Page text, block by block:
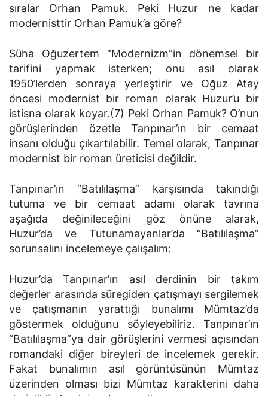
sıralar Orhan Pamuk. Peki Huzur ne kadar
modernisttir Orhan Pamuk’a göre?
Süha Oğuzertem “Modernizm”in dönemsel bir
tarifini yapmak isterken; onu asıl olarak
1950’lerden sonraya yerleştirir ve Oğuz Atay
öncesi modernist bir roman olarak Huzur’u bir
istisna olarak koyar.(7) Peki Orhan Pamuk? O’nun
görüşlerinden özetle Tanpınar’ın bir cemaat
insanı olduğu çıkartılabilir. Temel olarak, Tanpınar
modernist bir roman üreticisi değildir.
Tanpınar’ın “Batılılaşma” karşısında takındığı
tutuma ve bir cemaat adamı olarak tavrına
aşağıda değinileceğini göz önüne alarak,
Huzur’da ve Tutunamayanlar’da “Batılılaşma”
sorunsalını incelemeye çalışalım:
Huzur’da Tanpınar’ın asıl derdinin bir takım
değerler arasında süregiden çatışmayı sergilemek
ve çatışmanın yarattığı bunalımı Mümtaz’da
göstermek olduğunu söyleyebiliriz. Tanpınar’ın
“Batılılaşma”ya dair görüşlerini vermesi açısından
romandaki diğer bireyleri de incelemek gerekir.
Fakat bunalımın asıl görüntüsünün Mümtaz
üzerinden olması bizi Mümtaz karakterini daha